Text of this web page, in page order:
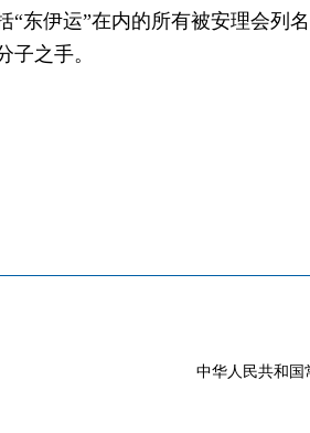
“东伊运”在内的所有被安理会列
子之手。
中华人民共和国